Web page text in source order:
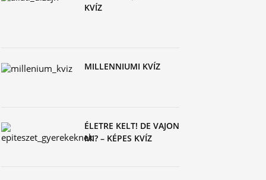
KVÍZ
MILLENNIUMI KVÍZ
ÉLETRE KELT! DE VAJON
MI? – KÉPES KVÍZ